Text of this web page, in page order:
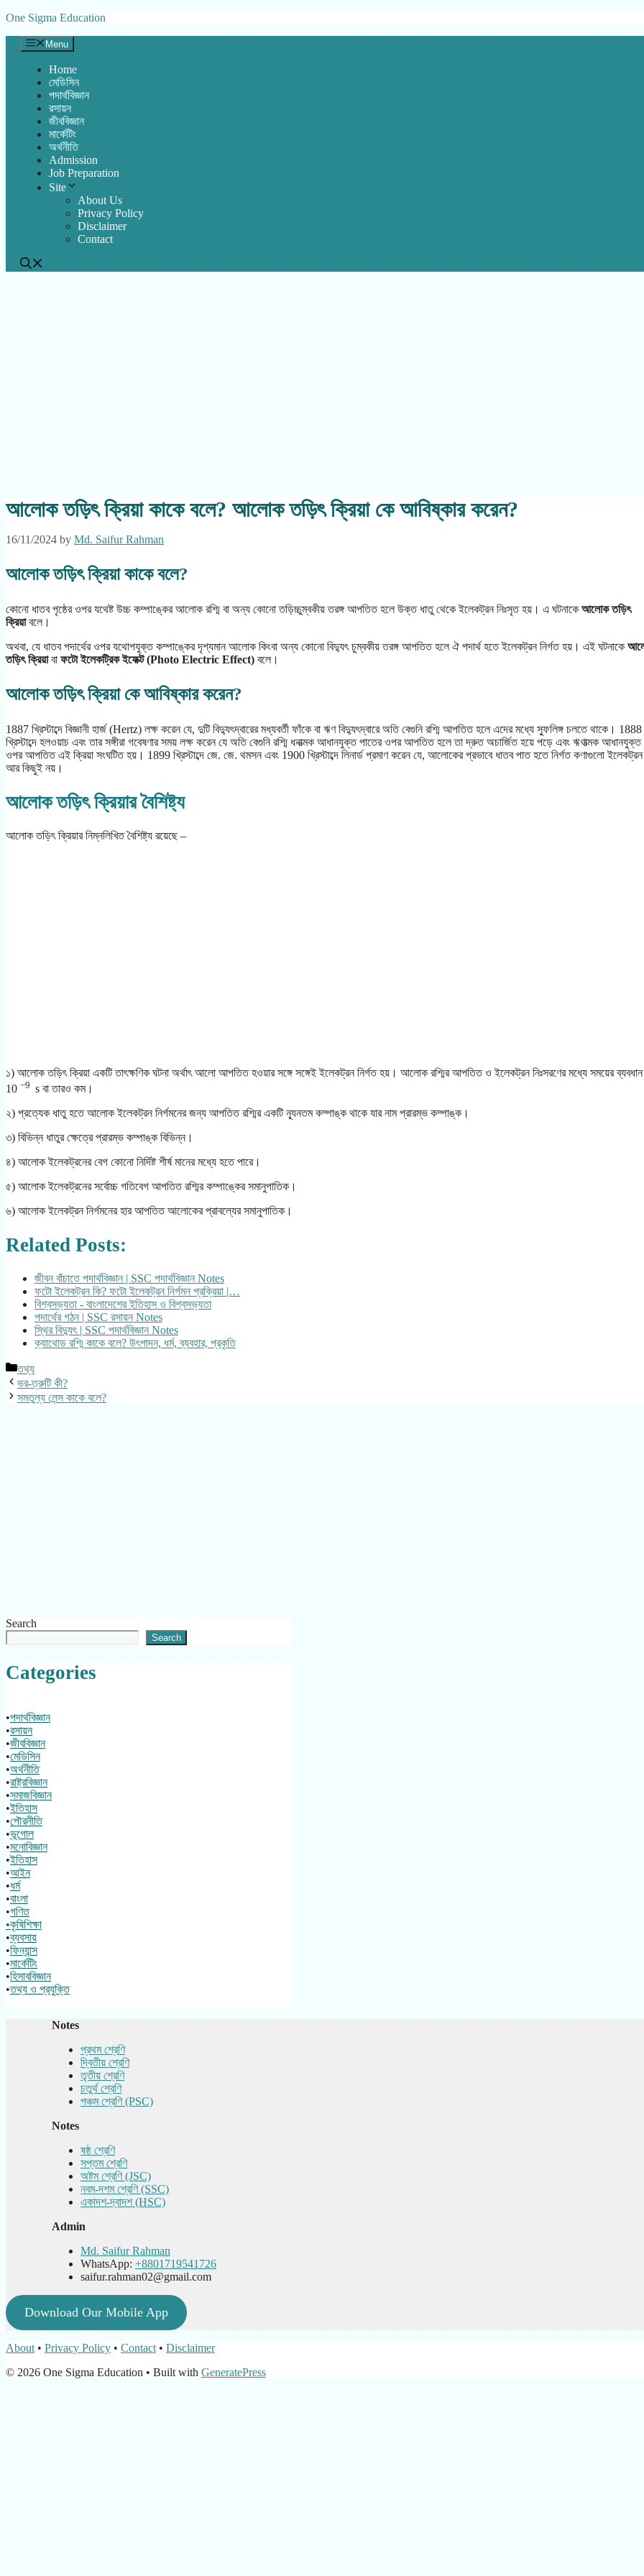
Skip
content
One Sigma Education
Menu
Home
মেডিসিন
পদার্থবিজ্ঞান
রসায়ন
জীববিজ্ঞান
মার্কেটিং
অর্থনীতি
Admission
Job Preparation
Site
About Us
Privacy Policy
Disclaimer
Contact
আলোক তড়িৎ ক্রিয়া কাকে বলে? আলোক তড়িৎ ক্রিয়া কে আবিষ্কার করেন?
16/11/2024 by Md. Saifur Rahman
আলোক তড়িৎ ক্রিয়া কাকে বলে?
কোনো ধাতব পৃষ্ঠের ওপর যথেষ্ট উচ্চ কম্পাঙ্কের আলোক রশ্মি বা অন্য কোনো তড়িচ্চুম্বকীয় তরঙ্গ আপতিত হলে উক্ত ধাতু থেকে ইলেকট্রন নিঃসৃত হয়। এ ঘটনাকে আলোক তড়িৎ
ক্রিয়াবলে।
অথবা, যে ধাতব পদার্থের ওপর যথোপযুক্ত কম্পাঙ্কের দৃশ্যমান আলোক কিংবা অন্য কোনো বিদ্যুৎ চুম্বকীয় তরঙ্গ আপতিত হলে ঐ পদার্থ হতে ইলেকট্রন নির্গত হয়। এই ঘটনাকে
তড়িৎ ক্রিয়াবা ফটো ইলেকট্রিক ইফেক্ট (Photo Electric Effect) বলে।
আলোক তড়িৎ ক্রিয়া কে আবিষ্কার করেন?
1887 খ্রিস্টাব্দে বিজ্ঞানী হার্জ (Hertz) লক্ষ করেন যে, দুটি বিদ্যুৎদ্বারের মধ্যবর্তী ফাঁকে বা ঋণ বিদ্যুৎদ্বারে অতি বেগুনি রশ্মি আপতিত হলে এদের মধ্যে স্ফুলিঙ্গ চলতে থাকে। 1888
খ্রিস্টাব্দে হলওয়াচ এবং তার সঙ্গীরা গবেষণার সময় লক্ষ করেন যে অতি বেগুনি রশ্মি ধনাত্মক আধানযুক্ত পাতের ওপর আপতিত হলে তা দ্রুত অচার্জিত হয়ে পড়ে এবং ঋণাত্মক আধানযুক্ত
ওপর আপতিত এই ক্রিয়া সংঘটিত হয়। 1899 খ্রিস্টাব্দে জে. জে. থমসন এবং 1900 খ্রিস্টাব্দে লিনার্ড প্রমাণ করেন যে, আলোকের প্রভাবে ধাতব পাত হতে নির্গত কণাগুলো ইলেকট্রন
আর কিছুই নয়।
আলোক তড়িৎ ক্রিয়ার বৈশিষ্ট্য
আলোক তড়িৎ ক্রিয়ার নিম্নলিখিত বৈশিষ্ট্য রয়েছে –
১) আলোক তড়িৎ ক্রিয়া একটি তাৎক্ষণিক ঘটনা অর্থাৎ আলো আপতিত হওয়ার সঙ্গে সঙ্গেই ইলেকট্রন নির্গত হয়। আলোক রশ্মির আপতিত ও ইলেকট্রন নিঃসরণের মধ্যে সময়ের ব্যবধান
10 −9 s বা তারও কম।
২) প্রত্যেক ধাতু হতে আলোক ইলেকট্রন নির্গমনের জন্য আপতিত রশ্মির একটি ন্যূনতম কম্পাঙ্ক থাকে যার নাম প্রারম্ভ কম্পাঙ্ক।
৩) বিভিন্ন ধাতুর ক্ষেত্রে প্রারম্ভ কম্পাঙ্ক বিভিন্ন।
৪) আলোক ইলেকট্রনের বেগ কোনো নির্দিষ্ট শীর্ষ মানের মধ্যে হতে পারে।
৫) আলোক ইলেকট্রনের সর্বোচ্চ গতিবেগ আপতিত রশ্মির কম্পাঙ্কের সমানুপাতিক।
৬) আলোক ইলেকট্রন নির্গমনের হার আপতিত আলোকের প্রাবল্যের সমানুপাতিক।
Related Posts:
জীবন বাঁচাতে পদার্থবিজ্ঞান | SSC পদার্থবিজ্ঞান Notes
ফটো ইলেকট্রন কি? ফটো ইলেকট্রন নির্গমন প্রক্রিয়া |…
বিশ্বসভ্যতা - বাংলাদেশের ইতিহাস ও বিশ্বসভ্যতা
পদার্থের গঠন | SSC রসায়ন Notes
স্থির বিদ্যুৎ | SSC পদার্থবিজ্ঞান Notes
ক্যাথোড রশ্মি কাকে বলে? উৎপাদন, ধর্ম, ব্যবহার, প্রকৃতি
Categories
তথ্য
ভর-ত্রুটি কী?
সমতুল্য লেন্স কাকে বলে?
Search
Search
Categories
•পদার্থবিজ্ঞান
•রসায়ন
•জীববিজ্ঞান
•মেডিসিন
•অর্থনীতি
•রাষ্ট্রবিজ্ঞান
•সমাজবিজ্ঞান
•ইতিহাস
•পৌরনীতি
•ভূগোল
•মনোবিজ্ঞান
•ইতিহাস
•আইন
•ধর্ম
•বাংলা
•গণিত
•কৃষিশিক্ষা
•ব্যবসায়
•ফিন্যান্স
•মার্কেটিং
•হিসাববিজ্ঞান
•তথ্য ও প্রযুক্তি
Notes
প্রথম শ্রেণি
দ্বিতীয় শ্রেণি
তৃতীয় শ্রেণি
চতুর্থ শ্রেণি
পঞ্চম শ্রেণি (PSC)
Notes
ষষ্ঠ শ্রেণি
সপ্তম শ্রেণি
অষ্টম শ্রেণি (JSC)
নবম-দশম শ্রেণি (SSC)
একাদশ-দ্বাদশ (HSC)
Admin
Md. Saifur Rahman
WhatsApp: +8801719541726
saifur.rahman02@gmail.com
Download Our Mobile App
About • Privacy Policy • Contact • Disclaimer
© 2026 One Sigma Education • Built with GeneratePress